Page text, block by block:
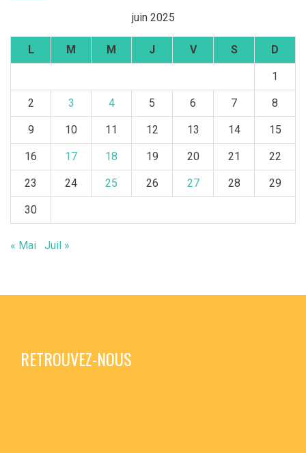
juin 2025
L M M J V S D
1
2 3 4 5 6 7 8
9 10 11 12 13 14 15
16 17 18 19 20 21 22
23 24 25 26 27 28 29
30
« Mai Juil »
RETROUVEZ-NOUS